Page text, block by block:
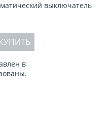
выключатель
в